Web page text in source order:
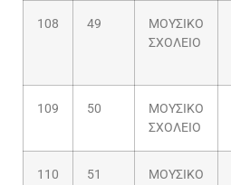
108 49
ΜΟΥΣΙΚΟ
ΣΧΟΛΕΙΟ
109 50
ΜΟΥΣΙΚΟ
ΣΧΟΛΕΙΟ
110 51
ΜΟΥΣΙΚΟ